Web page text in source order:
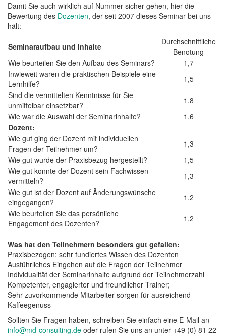
Damit Sie auch wirklich auf Nummer sicher gehen, hier die
Bewertung des Dozenten, der seit 2007 dieses Seminar bei uns
hält:
Seminaraufbau und Inhalte
Durchschnittliche
Benotung
Wie beurteilen Sie den Aufbau des Seminars?
1,7
Inwieweit waren die praktischen Beispiele eine
Lernhilfe?
1,5
Sind die vermittelten Kenntnisse für Sie
unmittelbar einsetzbar?
1,8
Wie war die Auswahl der Seminarinhalte?
1,6
Dozent:
Wie gut ging der Dozent mit individuellen
Fragen der Teilnehmer um?
1,3
Wie gut wurde der Praxisbezug hergestellt?
1,5
Wie gut konnte der Dozent sein Fachwissen
vermitteln?
1,3
Wie gut ist der Dozent auf Änderungswünsche
eingegangen?
1,2
Wie beurteilen Sie das persönliche
Engagement des Dozenten?
1,2
Was hat den Teilnehmern besonders gut gefallen:
Praxisbezogen; sehr fundiertes Wissen des Dozenten
Ausführliches Eingehen auf die Fragen der Teilnehmer
Individualität der Seminarinhalte aufgrund der Teilnehmerzahl
Kompetenter, engagierter und freundlicher Trainer;
Sehr zuvorkommende Mitarbeiter sorgen für ausreichend
Kaffeegenuss
Sollten Sie Fragen haben, schreiben Sie einfach eine E-Mail an
info@md-consulting.de oder rufen Sie uns an unter +49 (0) 81 22